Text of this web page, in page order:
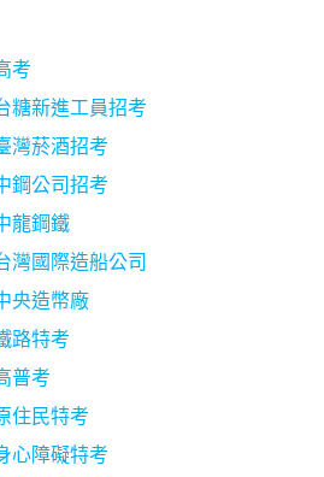
的就是檢視自己對此科目內容了
自己的弱點來加強，如此，必可
更可降低因為臨場緊張或其它種
誤。
加強，最好也能相約實力相當、
，對於難懂的觀念，或是難解的
的方式解決，如此教學互長，必
問題無法解決，建議詢問學有專
亦可立即上本社討論區提問。
供最新考訊與相關考試情報。
，是短時間內衝刺奪榜的不二利
與解析
成班及用人當地化甄試「機械製
成班及用人當地化「機械製造及
成班及用人當地化甄試「機械製
警察關務人員（三等）考試「機
）」試題
（三級）考試「機械製造學（包
「機械製造學概要」試題
構新進職員甄試「機械製造、機
考
糖新進工員招考
灣菸酒招考
鋼公司招考
龍鋼鐵
灣國際造船公司
央造幣廠
路特考
普考
住民特考
心障礙特考